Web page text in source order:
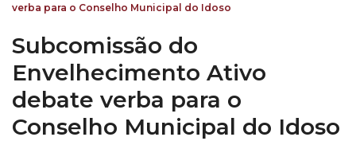
verba para o Conselho Municipal do Idoso
Subcomissão do
Envelhecimento Ativo
debate verba para o
Conselho Municipal do Idoso